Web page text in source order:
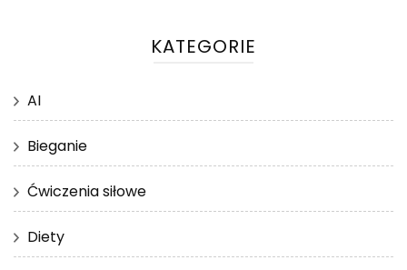
KATEGORIE
AI
Bieganie
Ćwiczenia siłowe
Diety